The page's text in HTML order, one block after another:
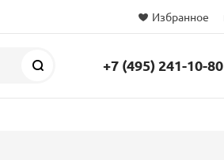
Избранное
Поиск +7 (495) 241-10-80